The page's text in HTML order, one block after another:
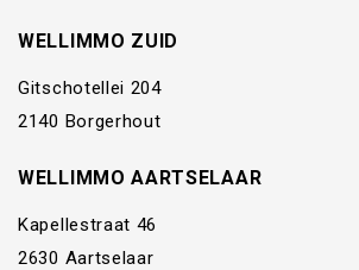
WELLIMMO ZUID
Gitschotellei 204
2140 Borgerhout
WELLIMMO AARTSELAAR
Kapellestraat 46
2630 Aartselaar